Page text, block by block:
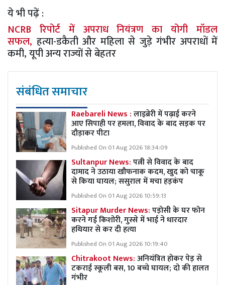
ये भी पढ़ें :
NCRB रिपोर्ट में अपराध नियंत्रण का योगी मॉडल
सफल, हत्या-डकैती और महिला से जुड़े गंभीर अपराधों में
कमी, यूपी अन्य राज्यों से बेहतर
संबंधित समाचार
Raebareli News :लाइब्रेरी में पढ़ाई करने
आए सिपाही पर हमला, विवाद के बाद सड़क पर
दौड़ाकर पीटा
Published On 01 Aug 2026 18:34:09
Sultanpur News:पत्नी से विवाद के बाद
दामाद ने उठाया खौफनाक कदम, खुद को चाकू
से किया घायल; ससुराल में मचा हड़कंप
Published On 01 Aug 2026 10:59:13
Sitapur Murder News:पड़ोसी के घर फोन
करने गई किशोरी, गुस्से में भाई ने धारदार
हथियार से कर दी हत्या
Published On 01 Aug 2026 10:19:40
Chitrakoot News:अनियंत्रित होकर पेड़ से
टकराई स्कूली बस, 10 बच्चे घायल; दो की हालत
गंभीर